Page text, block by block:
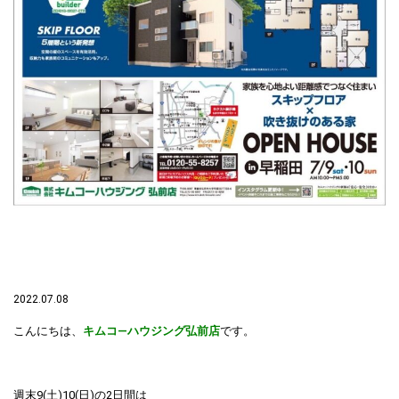
2022.07.08
こんにちは、 キムコ―ハウジング弘前店です。
週末9(土)10(日)の2日間は